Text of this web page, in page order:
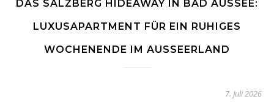
DAS SALZBERG HIDEAWAY IN BAD AUSSEE:
LUXUSAPARTMENT FÜR EIN RUHIGES
WOCHENENDE IM AUSSEERLAND
7. Juli 2026